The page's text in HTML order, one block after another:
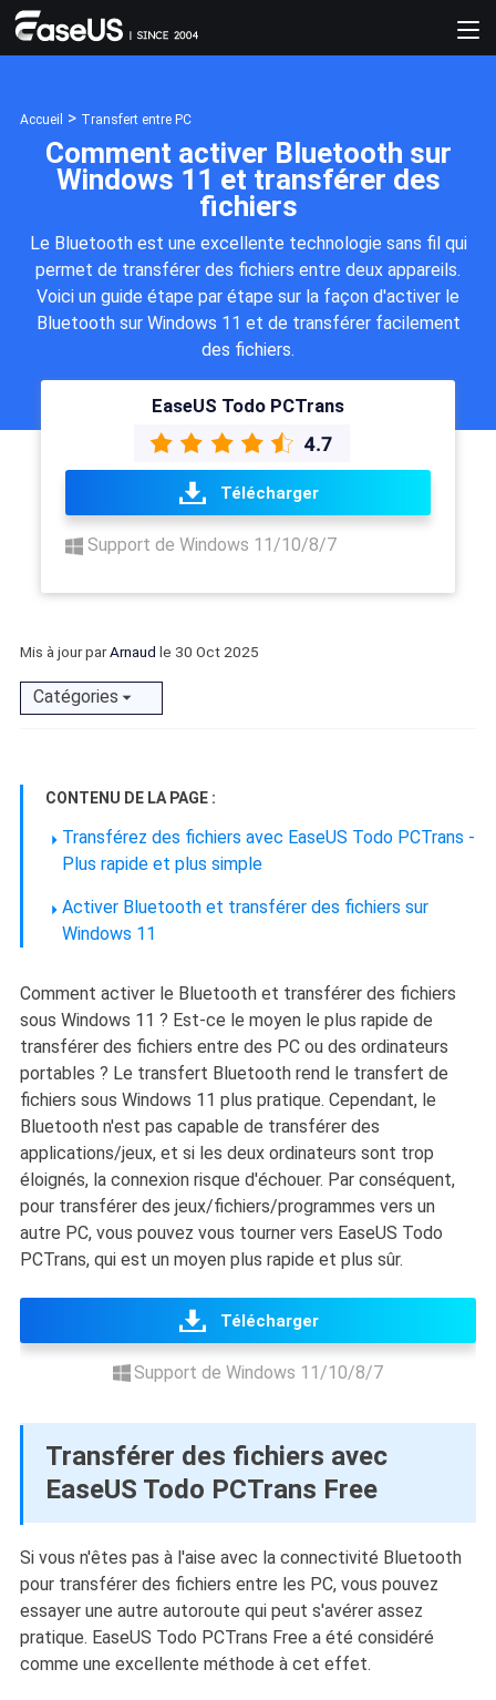
Accueil > Transfert entre PC
Comment activer Bluetooth sur
Windows 11 et transférer des
fichiers
Le Bluetooth est une excellente technologie sans fil qui
permet de transférer des fichiers entre deux appareils.
Voici un guide étape par étape sur la façon d'activer le
Bluetooth sur Windows 11 et de transférer facilement
des fichiers.
EaseUS Todo PCTrans
Télécharger
Support de Windows 11/10/8/7
Mis à jour parArnaud le 30 Oct 2025
Catégories
CONTENU DE LA PAGE :
Transférez des fichiers avec EaseUS Todo PCTrans -
Plus rapide et plus simple
Activer Bluetooth et transférer des fichiers sur
Windows 11
Comment activer le Bluetooth et transférer des fichiers
sous Windows 11 ? Est-ce le moyen le plus rapide de
transférer des fichiers entre des PC ou des ordinateurs
portables ? Le transfert Bluetooth rend le transfert de
fichiers sous Windows 11 plus pratique. Cependant, le
Bluetooth n'est pas capable de transférer des
applications/jeux, et si les deux ordinateurs sont trop
éloignés, la connexion risque d'échouer. Par conséquent,
pour transférer des jeux/fichiers/programmes vers un
autre PC, vous pouvez vous tourner vers EaseUS Todo
PCTrans, qui est un moyen plus rapide et plus sûr.
Télécharger
Support de Windows 11/10/8/7
Transférer des fichiers avec
EaseUS Todo PCTrans Free
Si vous n'êtes pas à l'aise avec la connectivité Bluetooth
pour transférer des fichiers entre les PC, vous pouvez
essayer une autre autoroute qui peut s'avérer assez
pratique. EaseUS Todo PCTrans Free a été considéré
comme une excellente méthode à cet effet.